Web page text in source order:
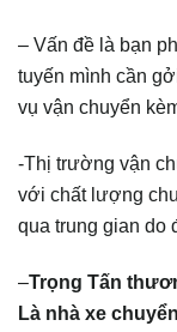
– Vấn đề là bạn
tuyến mình cần
vụ vận chuyển
-Thị trường vận
với chất lượng
qua trung gian do
–Trọng Tấn
Là nhà xe